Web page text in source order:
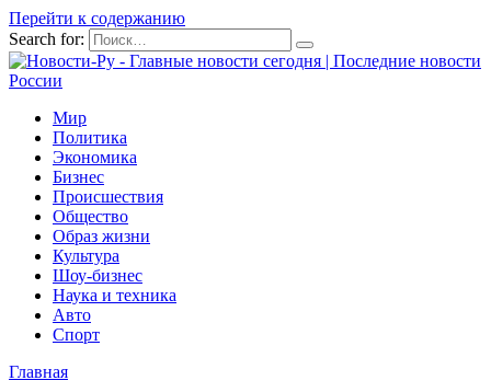
Перейти к содержанию
Search for:
Мир
Политика
Экономика
Бизнес
Происшествия
Общество
Образ жизни
Культура
Шоу-бизнес
Наука и техника
Авто
Спорт
Главная